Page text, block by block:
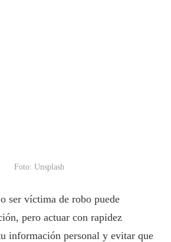
Foto: Unsplash
ser víctima de robo puede
pero actuar con rapidez
información personal y evitar que